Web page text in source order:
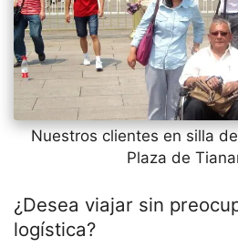
Nuestros clientes en silla
Plaza de
¿Desea viajar sin
logística?